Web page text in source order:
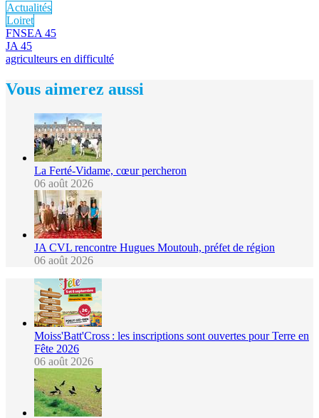
Actualités
Loiret
FNSEA 45
JA 45
agriculteurs en difficulté
Vous aimerez aussi
La Ferté-Vidame, cœur percheron
06 août 2026
JA CVL rencontre Hugues Moutouh, préfet de région
06 août 2026
Moiss'Batt'Cross : les inscriptions sont ouvertes pour Terre en
Fête 2026
06 août 2026